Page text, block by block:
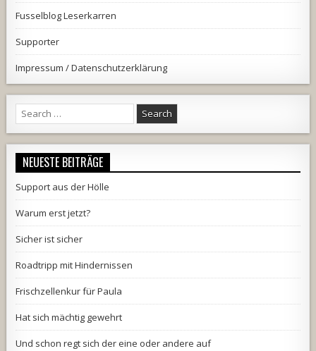
Fusselblog Leserkarren
Supporter
Impressum / Datenschutzerklärung
Search
for:
NEUESTE BEITRÄGE
Support aus der Hölle
Warum erst jetzt?
Sicher ist sicher
Roadtripp mit Hindernissen
Frischzellenkur für Paula
Hat sich mächtig gewehrt
Und schon regt sich der eine oder andere auf